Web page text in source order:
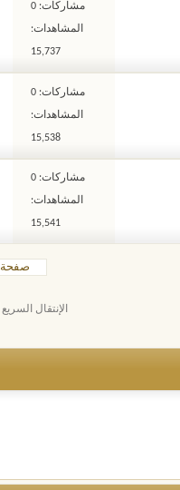
مشاركات: 0
المشاهدات:
15,737
مشاركات: 0
المشاهدات:
15,538
مشاركات: 0
المشاهدات:
15,541
صفحة 1 من 13
الإنتقال السريع